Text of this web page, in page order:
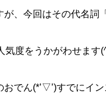
が、今回はその代名
気度をうかがわせます
おでん(*’▽’)すでにイ